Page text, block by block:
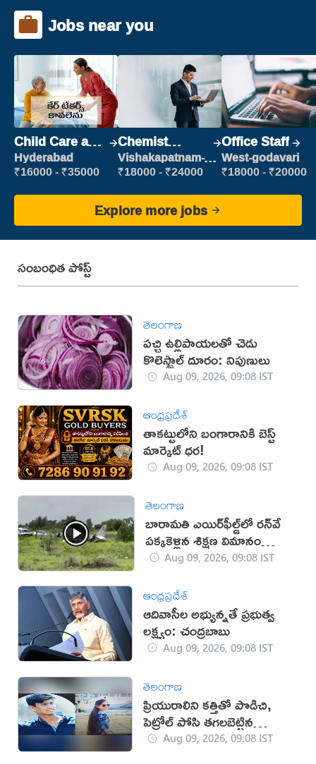
Jobs near you
Child Care and
Patient care
Hyderabad
₹16000 - ₹35000
Chemist
Production
Executive
Vishakapatnam-
new
₹18000 - ₹24000
Office Staff
West-godavari
₹18000 - ₹20000
Explore more jobs
సంబంధిత పోస్ట్
తెలంగాణ
పచ్చి ఉల్లిపాయలతో చెడు
కొలెస్ట్రాల్ దూరం: నిపుణులు
Aug 09, 2026, 09:08 IST
ఆంధ్రప్రదేశ్
తాకట్టులోని బంగారానికి బెస్ట్
మార్కెట్ ధర!
Aug 09, 2026, 09:08 IST
తెలంగాణ
బారామతి ఎయిర్‌ఫీల్డ్‌లో రన్‌వే
పక్కకెళ్లిన శిక్షణ విమానం
(వీడియో)
Aug 09, 2026, 09:08 IST
ఆంధ్రప్రదేశ్
ఆదివాసీల అభ్యున్నతే ప్రభుత్వ
లక్ష్యం: చంద్రబాబు
Aug 09, 2026, 09:08 IST
తెలంగాణ
ప్రియురాలిని కత్తితో పొడిచి,
పెట్రోల్ పోసి తగలబెట్టిన
ప్రియుడు!
Aug 09, 2026, 09:08 IST